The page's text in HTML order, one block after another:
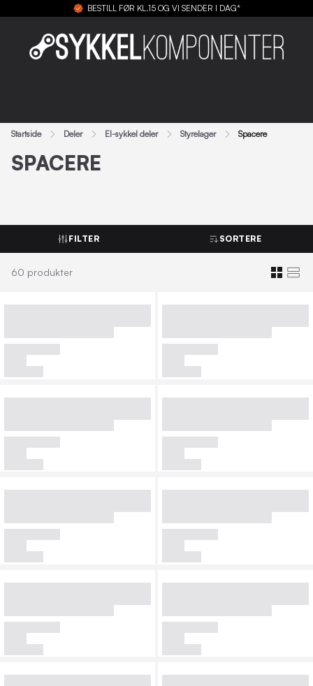
BESTILL FØR KL.15 OG VI SENDER I DAG*
Startside Deler El-sykkel deler Styrelager Spacere
SPACERE
FILTER SORTERE
60 produkter